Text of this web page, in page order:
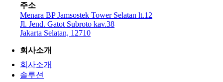
주소
Menara BP Jamsostek Tower Selatan lt.12
Jl. Jend. Gatot Subroto kav.38
Jakarta Selatan, 12710
회사소개
회사소개
솔루션